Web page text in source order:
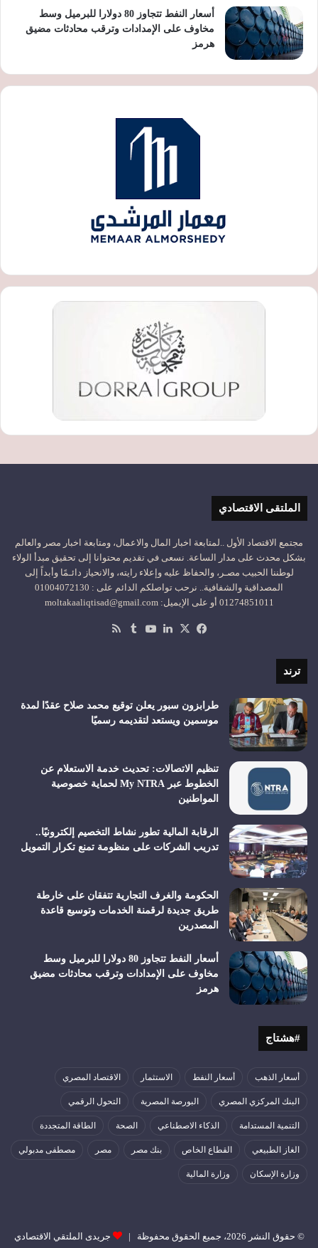
أسعار النفط تتجاوز 80 دولارا للبرميل وسط
مخاوف على الإمدادات وترقب محادثات مضيق
هرمز
الملتقى الاقتصادي
مجتمع الاقتصاد الأول ..لمتابعة اخبار المال والاعمال، ومتابعة اخبار مصر والعالم
بشكل محدث على مدار الساعة. نسعى في تقديم محتوانا إلى تحقيق مبدأ الولاء
لوطننا الحبيب مصـر، والحفاظ عليه وإعلاء رايته، والانحياز دائـمًا وأبداً إلى
المصداقية والشفافية.. نرحب تواصلكم الدائم على : 01004072130
01274851011 أو على الإيميل: moltakaaliqtisad@gmail.com
فيسبوك
‫X لينكدإن‫YouTube
ترند
طرابزون سبور يعلن توقيع محمد صلاح عقدًا لمدة
موسمين ويستعد لتقديمه رسميًا
تنظيم الاتصالات: تحديث خدمة الاستعلام عن
الخطوط عبر My NTRA لحماية خصوصية
المواطنين
الرقابة المالية تطور نشاط التخصيم إلكترونيًا..
تدريب الشركات على منظومة تمنع تكرار التمويل
الحكومة والغرف التجارية تتفقان على خارطة
طريق جديدة لرقمنة الخدمات وتوسيع قاعدة
المصدرين
أسعار النفط تتجاوز 80 دولارا للبرميل وسط
مخاوف على الإمدادات وترقب محادثات مضيق
هرمز
#هشتاج
أسعار الذهب أسعار النفط الاستثمار الاقتصاد المصري
البنك المركزي المصري البورصة المصرية التحول الرقمي
التنمية المستدامة الذكاء الاصطناعي الصحة الطاقة المتجددة
الغاز الطبيعي القطاع الخاص بنك مصر مصر مصطفى مدبولي
وزارة الإسكان وزارة المالية
© حقوق النشر 2026، جميع الحقوق محفوظة | جريدى الملتقي الاقتصادي